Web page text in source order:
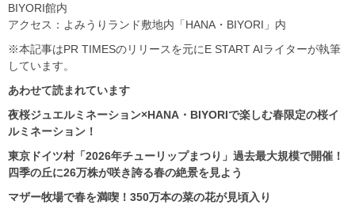
BIYORI館内
アクセス：よみうりランド敷地内「HANA・BIYORI」内
※本記事はPR TIMESのリリースを元にE START AIライターが執筆
しています。
あわせて読まれています
夜桜ジュエルミネーション×HANA・BIYORIで楽しむ春限定の桜イ
ルミネーション！
東京ドイツ村「2026年チューリップまつり」過去最大規模で開催！
四季の丘に26万株が咲き誇る春の絶景を見よう
マザー牧場で春を満喫！350万本の菜の花が見頃入り